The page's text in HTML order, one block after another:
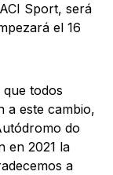
Sport, será
el 16
que todos
a este cambio,
do
en 2021 la
a